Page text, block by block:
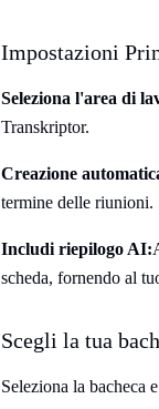
Impostazioni
Seleziona l'area di
Transkriptor.
Creazione
termine delle riunioni.
Includi riepilogo AI:
scheda, fornendo al
Scegli la tua
Seleziona la bacheca